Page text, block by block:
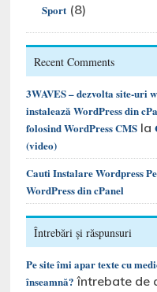
Sport (8)
Recent Comments
3WAVES – dezvolta site-uri
instalează WordPress din
folosind WordPress CMS la
(video)
Cauti Instalare Wordpress
WordPress din cPanel
Întrebări și răspunsuri
Pe site îmi apar texte cu
înseamnă? întrebate de